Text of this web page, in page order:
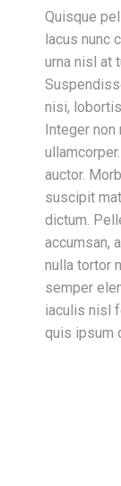
Quisque
lacus nunc
urna nisl at
nisi,
Integer non
auctor.
suscipit
dictum.
accumsan,
nulla tortor
semper
iaculis nisl
quis ipsum